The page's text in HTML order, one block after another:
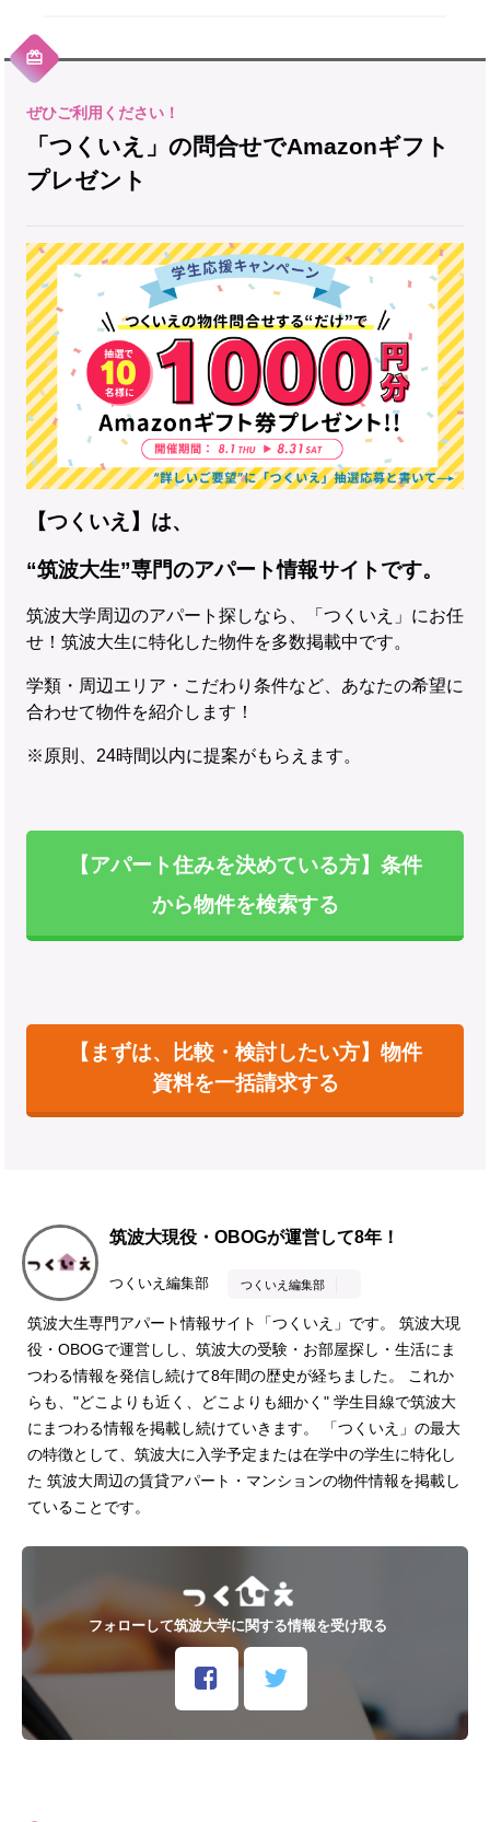
「つくいえ」の問合せでAmazonギフト
プレゼント
【つくいえ】は、
“筑波大生”専門のアパート情報サイトです。
筑波大学周辺のアパート探しなら、「つくいえ」にお任
せ！筑波大生に特化した物件を多数掲載中です。
学類・周辺エリア・こだわり条件など、あなたの希望に
合わせて物件を紹介します！
※原則、24時間以内に提案がもらえます。
【アパート住みを決めている方】条件
から物件を検索する
【まずは、比較・検討したい方】物件
資料を一括請求する
筑波大現役・OBOGが運営して8年！
つくいえ編集部 つくいえ編集部
筑波大生専門アパート情報サイト「つくいえ」です。 筑波大現
役・OBOGで運営しし、筑波大の受験・お部屋探し・生活にま
つわる情報を発信し続けて8年間の歴史が経ちました。 これか
らも、"どこよりも近く、どこよりも細かく" 学生目線で筑波大
にまつわる情報を掲載し続けていきます。 「つくいえ」の最大
の特徴として、筑波大に入学予定または在学中の学生に特化し
た 筑波大周辺の賃貸アパート・マンションの物件情報を掲載し
ていることです。
フォローして筑波大学に関する情報を受け取る